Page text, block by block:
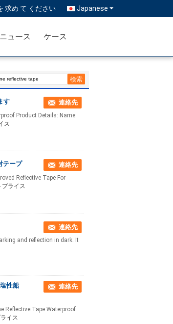
求め て ください Japanese
ニュース ケース
す 連絡先
Product Details: Name:
ス
テープ 連絡先
Reflective Tape For
プライス
連絡先
and reflection in dark. It
性船
連絡先
Reflective Tape Waterproof
イス